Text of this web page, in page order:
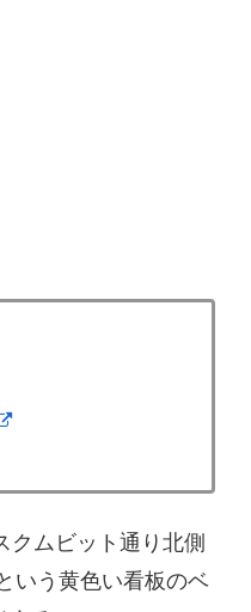
ムビット通り北側
いう黄色い看板のベ